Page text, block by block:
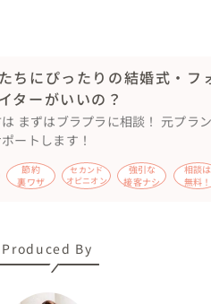
ちにぴったりの結婚式・フ
ターがいいの？
まずはブラプラに相談！ 元プラ
ートします！
節約
裏ワザ
セカンド
オピニオン
強引な
接客ナシ
相談は
無料！
Produced By